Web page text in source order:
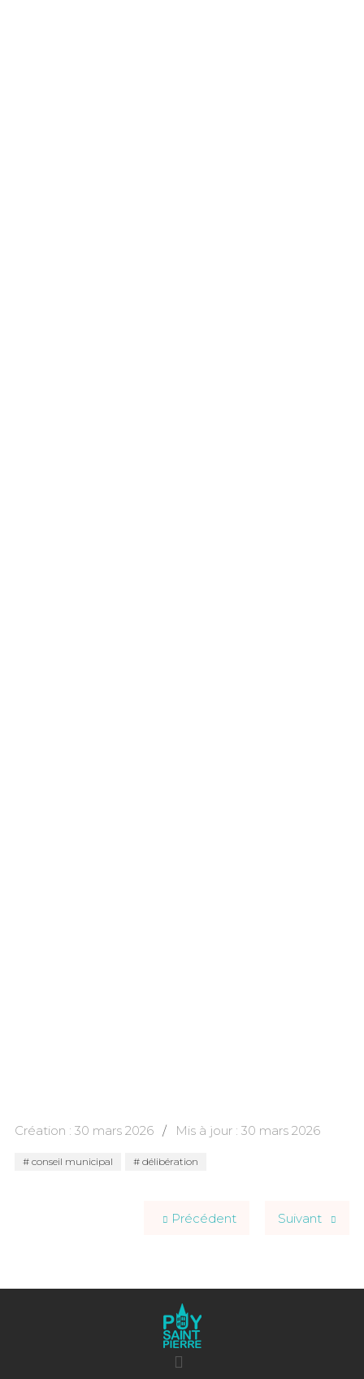
Création : 30 mars 2026 Mis à jour : 30 mars 2026
conseil municipal délibération
Précédent Suivant